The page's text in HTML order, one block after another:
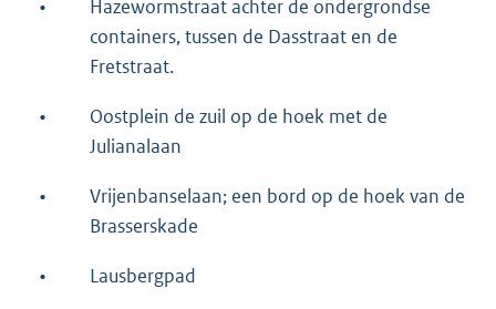
•
Hazewormstraat achter de ondergrondse
containers, tussen de Dasstraat en de
Fretstraat.
•
Oostplein de zuil op de hoek met de
Julianalaan
•
Vrijenbanselaan; een bord op de hoek van de
Brasserskade
• Lausbergpad